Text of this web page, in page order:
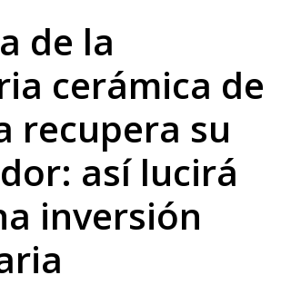
de la
cerámica de
recupera su
así lucirá
inversión